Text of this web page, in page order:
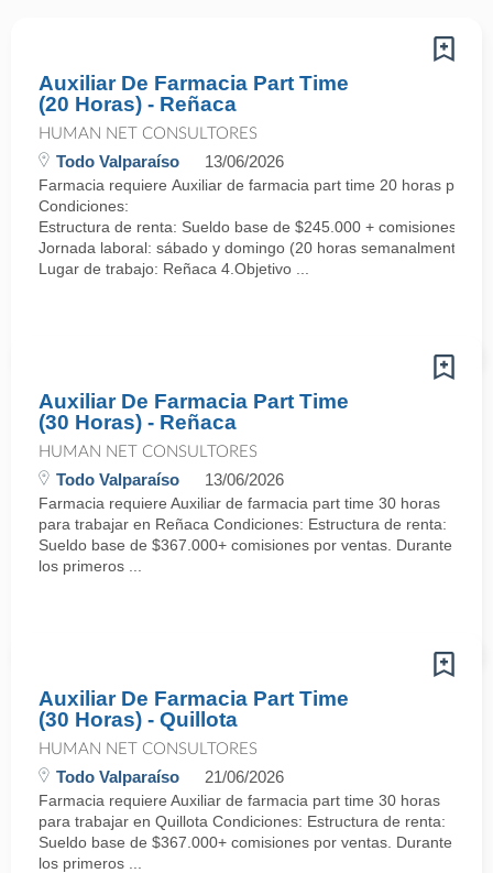
Auxiliar De Farmacia Part Time
(20 Horas) - Reñaca
HUMAN NET CONSULTORES
Todo Valparaíso 13/06/2026
Farmacia requiere Auxiliar de farmacia part time 20 horas para
Condiciones:
Estructura de renta: Sueldo base de $245.000 + comisiones
Jornada laboral: sábado y domingo (20 horas semanalmente).
Lugar de trabajo: Reñaca 4.Objetivo ...
Auxiliar De Farmacia Part Time
(30 Horas) - Reñaca
HUMAN NET CONSULTORES
Todo Valparaíso 13/06/2026
Farmacia requiere Auxiliar de farmacia part time 30 horas
para trabajar en Reñaca Condiciones: Estructura de renta:
Sueldo base de $367.000+ comisiones por ventas. Durante
los primeros ...
Auxiliar De Farmacia Part Time
(30 Horas) - Quillota
HUMAN NET CONSULTORES
Todo Valparaíso 21/06/2026
Farmacia requiere Auxiliar de farmacia part time 30 horas
para trabajar en Quillota Condiciones: Estructura de renta:
Sueldo base de $367.000+ comisiones por ventas. Durante
los primeros ...